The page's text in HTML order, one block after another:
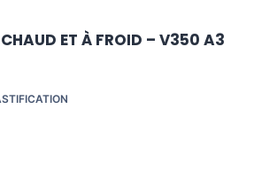
CHAUD ET À FROID – V350 A3